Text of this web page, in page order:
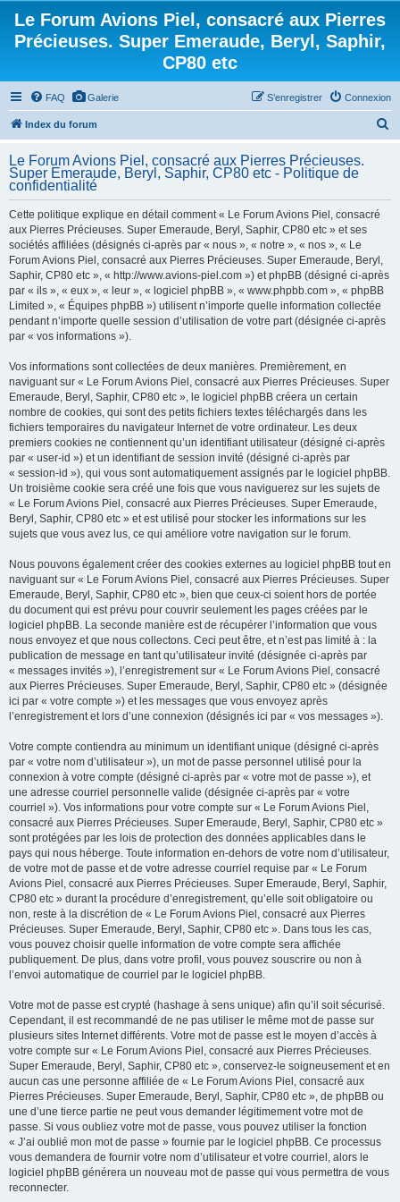
Le Forum Avions Piel, consacré aux Pierres
Précieuses. Super Emeraude, Beryl, Saphir,
CP80 etc
FAQ Galerie Connexion
S’enregistrer
Index du forum
Le Forum Avions Piel, consacré aux Pierres Précieuses.
Super Emeraude, Beryl, Saphir, CP80 etc - Politique de
confidentialité
Cette politique explique en détail comment « Le Forum Avions Piel, consacré
aux Pierres Précieuses. Super Emeraude, Beryl, Saphir, CP80 etc » et ses
sociétés affiliées (désignés ci-après par « nous », « notre », « nos », « Le
Forum Avions Piel, consacré aux Pierres Précieuses. Super Emeraude, Beryl,
Saphir, CP80 etc », « http://www.avions-piel.com ») et phpBB (désigné ci-après
par « ils », « eux », « leur », « logiciel phpBB », « www.phpbb.com », « phpBB
Limited », « Équipes phpBB ») utilisent n’importe quelle information collectée
pendant n’importe quelle session d’utilisation de votre part (désignée ci-après
par « vos informations »).
Vos informations sont collectées de deux manières. Premièrement, en
naviguant sur « Le Forum Avions Piel, consacré aux Pierres Précieuses. Super
Emeraude, Beryl, Saphir, CP80 etc », le logiciel phpBB créera un certain
nombre de cookies, qui sont des petits fichiers textes téléchargés dans les
fichiers temporaires du navigateur Internet de votre ordinateur. Les deux
premiers cookies ne contiennent qu’un identifiant utilisateur (désigné ci-après
par « user-id ») et un identifiant de session invité (désigné ci-après par
« session-id »), qui vous sont automatiquement assignés par le logiciel phpBB.
Un troisième cookie sera créé une fois que vous naviguerez sur les sujets de
« Le Forum Avions Piel, consacré aux Pierres Précieuses. Super Emeraude,
Beryl, Saphir, CP80 etc » et est utilisé pour stocker les informations sur les
sujets que vous avez lus, ce qui améliore votre navigation sur le forum.
Nous pouvons également créer des cookies externes au logiciel phpBB tout en
naviguant sur « Le Forum Avions Piel, consacré aux Pierres Précieuses. Super
Emeraude, Beryl, Saphir, CP80 etc », bien que ceux-ci soient hors de portée
du document qui est prévu pour couvrir seulement les pages créées par le
logiciel phpBB. La seconde manière est de récupérer l’information que vous
nous envoyez et que nous collectons. Ceci peut être, et n’est pas limité à : la
publication de message en tant qu’utilisateur invité (désignée ci-après par
« messages invités »), l’enregistrement sur « Le Forum Avions Piel, consacré
aux Pierres Précieuses. Super Emeraude, Beryl, Saphir, CP80 etc » (désignée
ici par « votre compte ») et les messages que vous envoyez après
l’enregistrement et lors d’une connexion (désignés ici par « vos messages »).
Votre compte contiendra au minimum un identifiant unique (désigné ci-après
par « votre nom d’utilisateur »), un mot de passe personnel utilisé pour la
connexion à votre compte (désigné ci-après par « votre mot de passe »), et
une adresse courriel personnelle valide (désignée ci-après par « votre
courriel »). Vos informations pour votre compte sur « Le Forum Avions Piel,
consacré aux Pierres Précieuses. Super Emeraude, Beryl, Saphir, CP80 etc »
sont protégées par les lois de protection des données applicables dans le
pays qui nous héberge. Toute information en-dehors de votre nom d’utilisateur,
de votre mot de passe et de votre adresse courriel requise par « Le Forum
Avions Piel, consacré aux Pierres Précieuses. Super Emeraude, Beryl, Saphir,
CP80 etc » durant la procédure d’enregistrement, qu’elle soit obligatoire ou
non, reste à la discrétion de « Le Forum Avions Piel, consacré aux Pierres
Précieuses. Super Emeraude, Beryl, Saphir, CP80 etc ». Dans tous les cas,
vous pouvez choisir quelle information de votre compte sera affichée
publiquement. De plus, dans votre profil, vous pouvez souscrire ou non à
l’envoi automatique de courriel par le logiciel phpBB.
Votre mot de passe est crypté (hashage à sens unique) afin qu’il soit sécurisé.
Cependant, il est recommandé de ne pas utiliser le même mot de passe sur
plusieurs sites Internet différents. Votre mot de passe est le moyen d’accès à
votre compte sur « Le Forum Avions Piel, consacré aux Pierres Précieuses.
Super Emeraude, Beryl, Saphir, CP80 etc », conservez-le soigneusement et en
aucun cas une personne affiliée de « Le Forum Avions Piel, consacré aux
Pierres Précieuses. Super Emeraude, Beryl, Saphir, CP80 etc », de phpBB ou
une d’une tierce partie ne peut vous demander légitimement votre mot de
passe. Si vous oubliez votre mot de passe, vous pouvez utiliser la fonction
« J’ai oublié mon mot de passe » fournie par le logiciel phpBB. Ce processus
vous demandera de fournir votre nom d’utilisateur et votre courriel, alors le
logiciel phpBB générera un nouveau mot de passe qui vous permettra de vous
reconnecter.